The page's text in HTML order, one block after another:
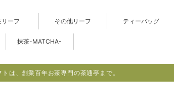
リーフ その他リーフ ティーバッグ
抹茶-MATCHA-
は、創業百年お茶専門の茶通亭まで。